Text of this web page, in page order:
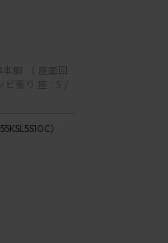
脚 （ 座面回
張り 座 : 5 /
）